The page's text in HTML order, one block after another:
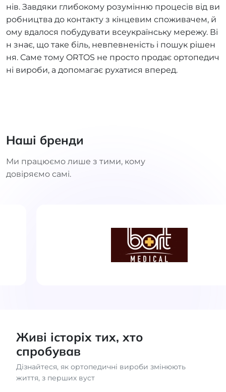
нів. Завдяки глибокому розумінню процесів від ви
робництва до контакту з кінцевим споживачем, й
ому вдалося побудувати всеукраїнську мережу. Ві
н знає, що таке біль, невпевненість і пошук рішен
ня. Саме тому ORTOS не просто продає ортопедич
ні вироби, а допомагає рухатися вперед.
Наші бренди
Ми працюємо лише з тими, кому
довіряємо самі.
Живі історіх тих, хто
спробував
Дізнайтеся, як ортопедичні вироби змінюють
життя, з перших вуст